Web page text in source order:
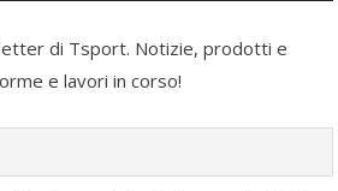
di Tsport. Notizie, prodotti e
e lavori in corso!